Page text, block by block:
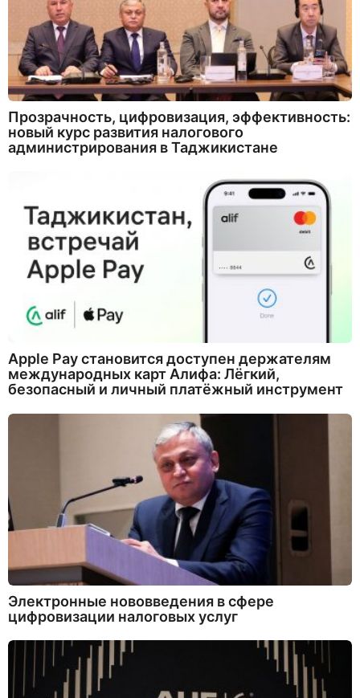
Прозрачность, цифровизация, эффективность:
новый курс развития налогового
администрирования в Таджикистане
Apple Pay становится доступен держателям
международных карт Алифа: Лёгкий,
безопасный и личный платёжный инструмент
Электронные нововведения в сфере
цифровизации налоговых услуг